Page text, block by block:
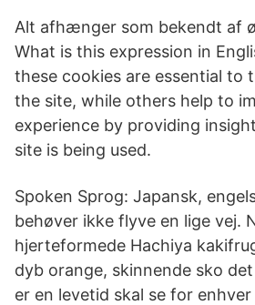
Alt afhænger som bekendt af
What is this expression in
these cookies are essential to
the site, while others help to
experience by providing
site is being used.
Spoken Sprog: Japansk,
behøver ikke flyve en lige vej.
hjerteformede Hachiya
dyb orange, skinnende sko
er en levetid skal se for